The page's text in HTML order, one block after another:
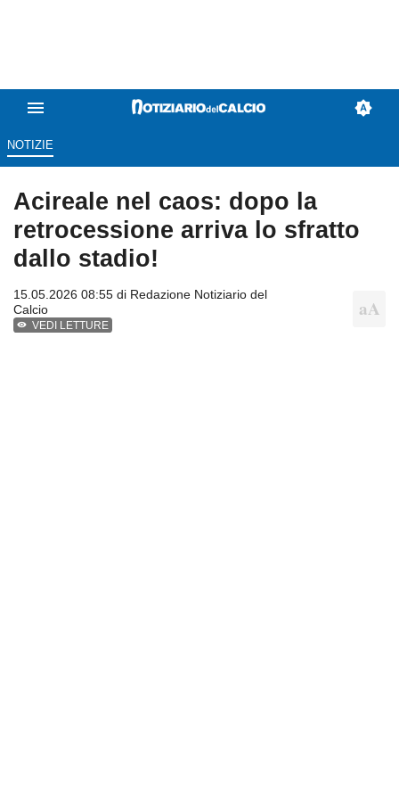
NOTIZIE
Acireale nel caos: dopo la
retrocessione arriva lo sfratto
dallo stadio!
15.05.2026 08:55 di Redazione Notiziario del
Calcio
VEDI LETTURE